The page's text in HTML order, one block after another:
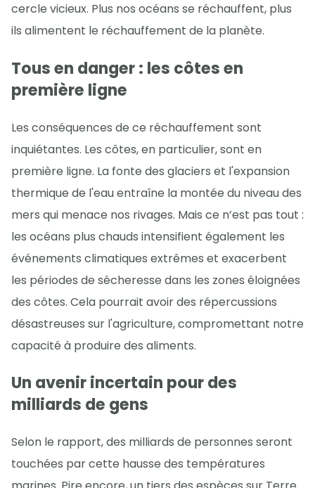
cercle vicieux. Plus nos océans se réchauffent, plus
ils alimentent le réchauffement de la planète.
Tous en danger : les côtes en
première ligne
Les conséquences de ce réchauffement sont
inquiétantes. Les côtes, en particulier, sont en
première ligne. La fonte des glaciers et l'expansion
thermique de l'eau entraîne la montée du niveau des
mers qui menace nos rivages. Mais ce n’est pas tout :
les océans plus chauds intensifient également les
événements climatiques extrêmes et exacerbent
les périodes de sécheresse dans les zones éloignées
des côtes. Cela pourrait avoir des répercussions
désastreuses sur l'agriculture, compromettant notre
capacité à produire des aliments.
Un avenir incertain pour des
milliards de gens
Selon le rapport, des milliards de personnes seront
touchées par cette hausse des températures